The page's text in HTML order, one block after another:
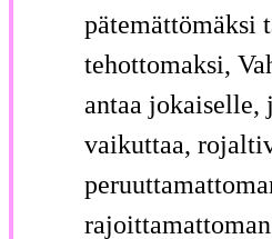
pätemättömäksi
tehottomaksi,
antaa jokaiselle,
vaikuttaa,